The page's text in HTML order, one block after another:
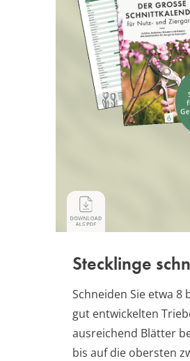
Stecklinge
Schneiden Sie etwa 8
gut entwickelten
ausreichend Blätter
bis auf die obersten